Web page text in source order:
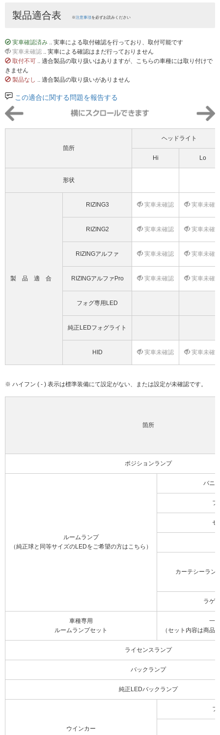
製品適合表 ※注意事項を必ずお読みください
実車確認済み .. 実車による取付確認を行っており、取付可能です
実車未確認 .. 実車による確認はまだ行っておりません
取付不可 .. 適合製品の取り扱いはありますが、こちらの車種には取り付けで
きません
製品なし .. 適合製品の取り扱いがありません
この適合に関する問題を報告する
箇所
ヘッドライト
Hi Lo
形状
製品適合
RIZING3 実車未確認 実車未確
RIZING2 実車未確認 実車未確
RIZINGアルファ 実車未確認 実車未確
RIZINGアルファPro 実車未確認 実車未確
フォグ専用LED
純正LEDフォグライト
HID 実車未確認 実車未確
※ ハイフン ( - ) 表示は標準装備にて設定がない、または設定が未確認です。
箇所
ポジションランプ
ルームランプ
（純正球と同等サイズのLEDをご希望の方はこちら）
バニ
フ
セ
カーテシーラン
ラゲ
車種専用
ルームランプセット
一
（セット内容は商品
ライセンスランプ
バックランプ
純正LEDバックランプ
ウインカー
フ